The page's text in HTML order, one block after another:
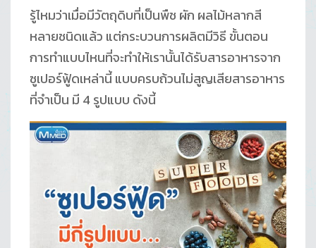
รู้ไหมว่าเมื่อมีวัตถุดิบที่เป็นพืช ผัก ผลไม้หลากสี
หลายชนิดแล้ว แต่กระบวนการผลิตมีวิธี ขั้นตอน
การทำแบบไหนที่จะทำให้เรานั้นได้รับสารอาหารจาก
ซูเปอร์ฟู้ดเหล่านี้ แบบครบถ้วนไม่สูญเสียสารอาหาร
ที่จำเป็น มี 4 รูปแบบ ดังนี้